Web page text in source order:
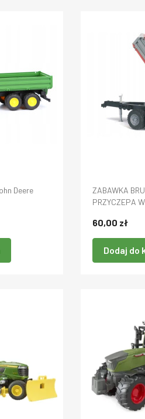
Deere
ZABAWKA
PRZYCZEPA
60,00 zł
Dodaj do